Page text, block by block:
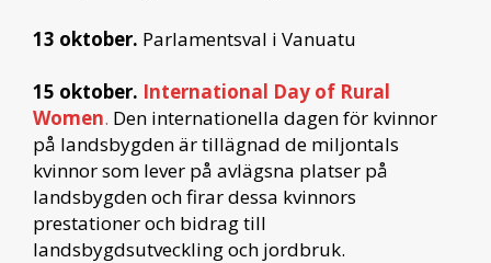
13 oktober. Parlamentsval i Vanuatu
15 oktober. International Day of Rural
Women. Den internationella dagen för kvinnor
på landsbygden är tillägnad de miljontals
kvinnor som lever på avlägsna platser på
landsbygden och firar dessa kvinnors
prestationer och bidrag till
landsbygdsutveckling och jordbruk.